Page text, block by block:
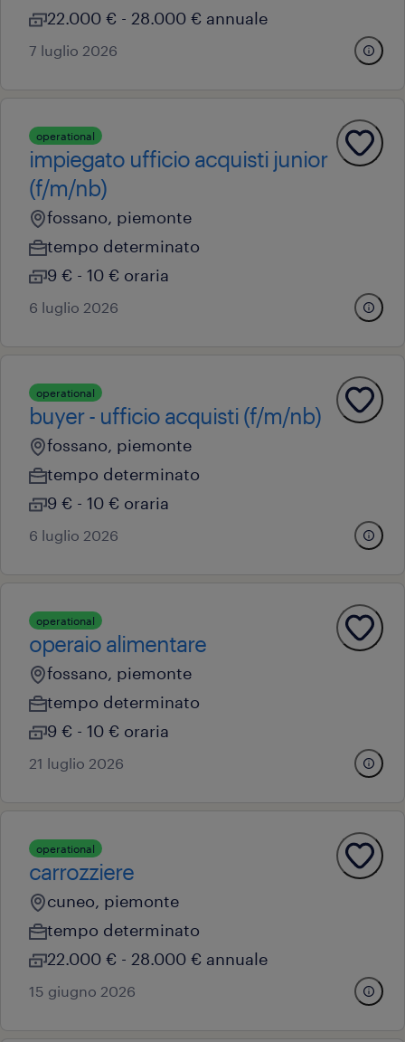
22.000 € - 28.000 € annuale
7 luglio 2026
operational
impiegato ufficio acquisti junior
(f/m/nb)
fossano, piemonte
tempo determinato
9 € - 10 € oraria
6 luglio 2026
operational
buyer - ufficio acquisti (f/m/nb)
fossano, piemonte
tempo determinato
9 € - 10 € oraria
6 luglio 2026
operational
operaio alimentare
fossano, piemonte
tempo determinato
9 € - 10 € oraria
21 luglio 2026
operational
carrozziere
cuneo, piemonte
tempo determinato
22.000 € - 28.000 € annuale
15 giugno 2026